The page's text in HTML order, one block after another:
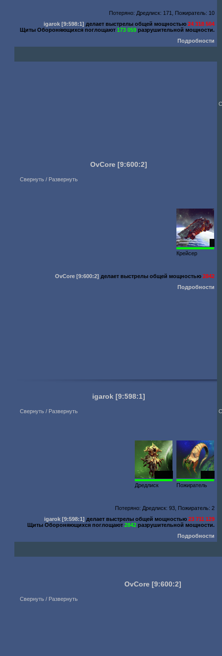
Потеряно: Дредлиск: 171, Пожиратель: 10
igarok [9:598:1] делает выстрелы общей мощностью24 318 504
Щиты Обороняющихся поглощают173 059 разрушительной мощности.
Подробности
OvCore [9:600:2]
Свернуть / Развернуть
Крейсер
OvCore [9:600:2] делает выстрелы общей мощностью2842
Подробности
igarok [9:598:1]
Свернуть / Развернуть
Дредлиск
Пожиратель
Потеряно: Дредлиск: 93, Пожиратель: 2
igarok [9:598:1] делает выстрелы общей мощностью23 711 129
Щиты Обороняющихся поглощают2842 разрушительной мощности.
Подробности
OvCore [9:600:2]
Свернуть / Развернуть